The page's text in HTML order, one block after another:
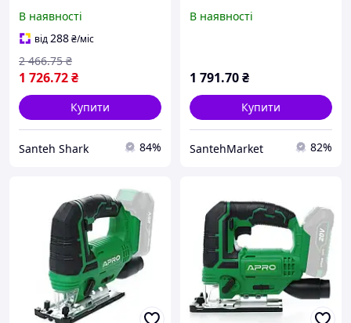
В наявності
від288₴/міс
1 726.72₴
2 466.75 ₴
Купити
Santeh Shark 84%
В наявності
1 791.70₴
Купити
SantehMarket 82%